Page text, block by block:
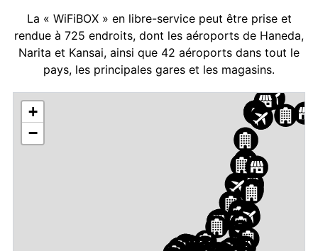
La « WiFiBOX » en libre-service peut être prise et
rendue à 725 endroits, dont les aéroports de Haneda,
Narita et Kansai, ainsi que 42 aéroports dans tout le
pays, les principales gares et les magasins.
+
−